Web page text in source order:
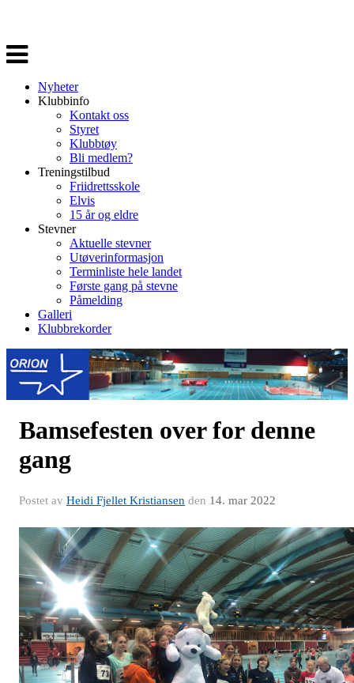
Veksle
navigasjon
Nyheter
Klubbinfo
Kontakt oss
Styret
Klubbtøy
Bli medlem?
Treningstilbud
Friidrettsskole
Elvis
15 år og eldre
Stevner
Aktuelle stevner
Utøverinformasjon
Terminliste hele landet
Første gang på stevne
Påmelding
Galleri
Klubbrekorder
Bamsefesten over for denne
gang
Postet av Heidi Fjellet Kristiansen den 14. mar 2022